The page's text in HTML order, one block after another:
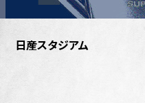
日産スタジアム